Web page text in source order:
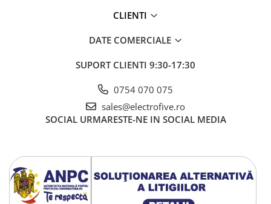
CLIENTI
DATE COMERCIALE
SUPORT CLIENTI 9:30-17:30
0754 070 075
sales@electrofive.ro
SOCIAL URMARESTE-NE IN SOCIAL MEDIA